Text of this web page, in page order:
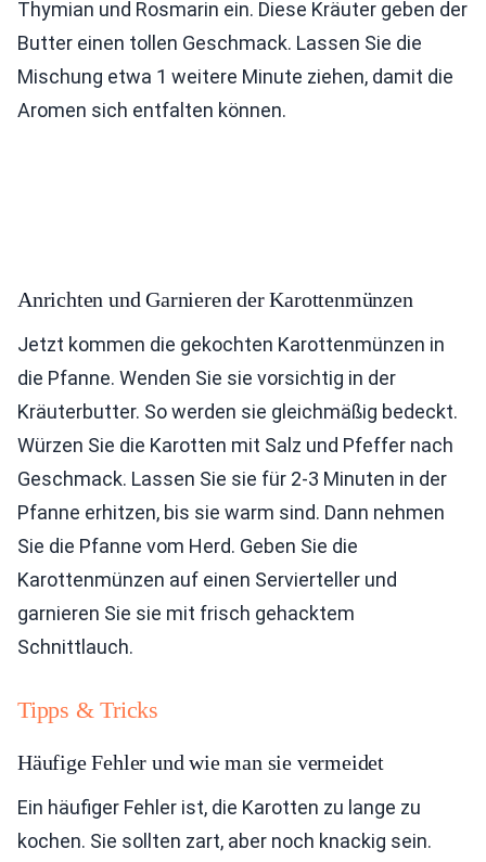
Thymian und Rosmarin ein. Diese Kräuter geben der
Butter einen tollen Geschmack. Lassen Sie die
Mischung etwa 1 weitere Minute ziehen, damit die
Aromen sich entfalten können.
Anrichten und Garnieren der Karottenmünzen
Jetzt kommen die gekochten Karottenmünzen in
die Pfanne. Wenden Sie sie vorsichtig in der
Kräuterbutter. So werden sie gleichmäßig bedeckt.
Würzen Sie die Karotten mit Salz und Pfeffer nach
Geschmack. Lassen Sie sie für 2-3 Minuten in der
Pfanne erhitzen, bis sie warm sind. Dann nehmen
Sie die Pfanne vom Herd. Geben Sie die
Karottenmünzen auf einen Servierteller und
garnieren Sie sie mit frisch gehacktem
Schnittlauch.
Tipps & Tricks
Häufige Fehler und wie man sie vermeidet
Ein häufiger Fehler ist, die Karotten zu lange zu
kochen. Sie sollten zart, aber noch knackig sein.